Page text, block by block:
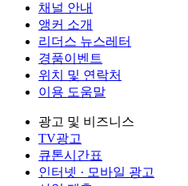
채널 안내
앵커 소개
리더스 뉴스레터
경품이벤트
위치 및 연락처
이용 도움말
광고 및 비즈니스
TV광고
큐톤시간표
인터넷 · 모바일 광고